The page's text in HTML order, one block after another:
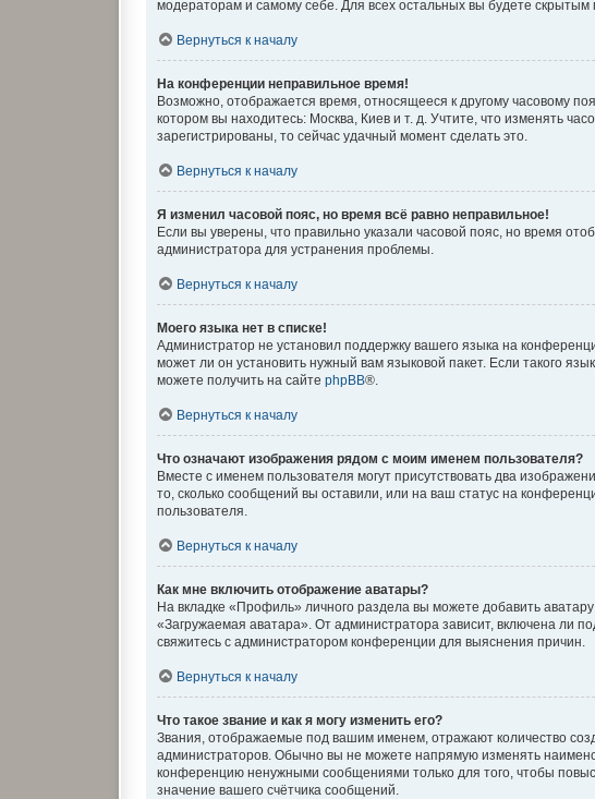
модераторам и самому себе. Для всех остальных вы будете скрытым
Вернуться к началу
На конференции неправильное время!
Возможно, отображается время, относящееся к другому часовому
котором вы находитесь: Москва, Киев и т. д. Учтите, что изменять
зарегистрированы, то сейчас удачный момент сделать это.
Вернуться к началу
Я изменил часовой пояс, но время всё равно неправильное!
Если вы уверены, что правильно указали часовой пояс, но время
администратора для устранения проблемы.
Вернуться к началу
Моего языка нет в списке!
Администратор не установил поддержку вашего языка на
может ли он установить нужный вам языковой пакет. Если такого
можете получить на сайтеphpBB®.
Вернуться к началу
Что означают изображения рядом с моим именем пользователя?
Вместе с именем пользователя могут присутствовать два
то, сколько сообщений вы оставили, или на ваш статус на
пользователя.
Вернуться к началу
Как мне включить отображение аватары?
На вкладке «Профиль» личного раздела вы можете добавить
«Загружаемая аватара». От администратора зависит, включена ли
свяжитесь с администратором конференции для выяснения причин.
Вернуться к началу
Что такое звание и как я могу изменить его?
Звания, отображаемые под вашим именем, отражают количество
администраторов. Обычно вы не можете напрямую изменять
конференцию ненужными сообщениями только для того, чтобы
значение вашего счётчика сообщений.